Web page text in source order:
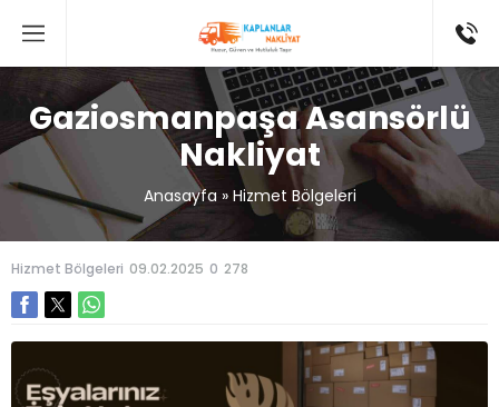
Gaziosmanpaşa Asansörlü
Nakliyat
Anasayfa» Hizmet Bölgeleri
Hizmet Bölgeleri 09.02.2025 0 278